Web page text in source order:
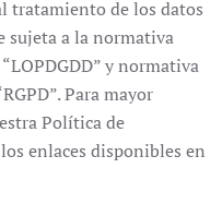
tratamiento de los datos
sujeta a la normativa
y normativa
Para mayor
Política de
enlaces disponibles en